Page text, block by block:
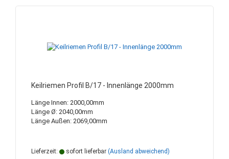
Keilriemen Profil B/17 - Innenlänge 2000mm
Länge Innen: 2000,00mm
Länge Ø: 2040,00mm
Länge Außen: 2069,00mm
Lieferzeit: sofort lieferbar (Ausland abweichend)